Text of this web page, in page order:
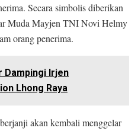
Secara simbolis diberikan
Muda Mayjen TNI Novi Helmy
orang penerima.
Dampingi Irjen
Lhong Raya
akan kembali menggelar